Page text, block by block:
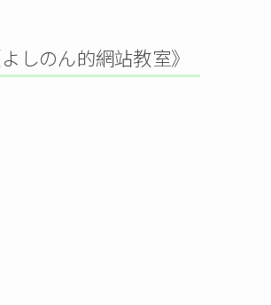
しのん的網站教室》